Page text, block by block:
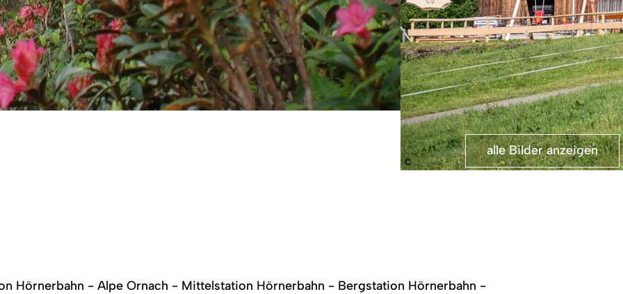
©
alle Bilder anzeigen
Hörnerbahn - Alpe Ornach - Mittelstation Hörnerbahn - Bergstation Hörnerbahn -